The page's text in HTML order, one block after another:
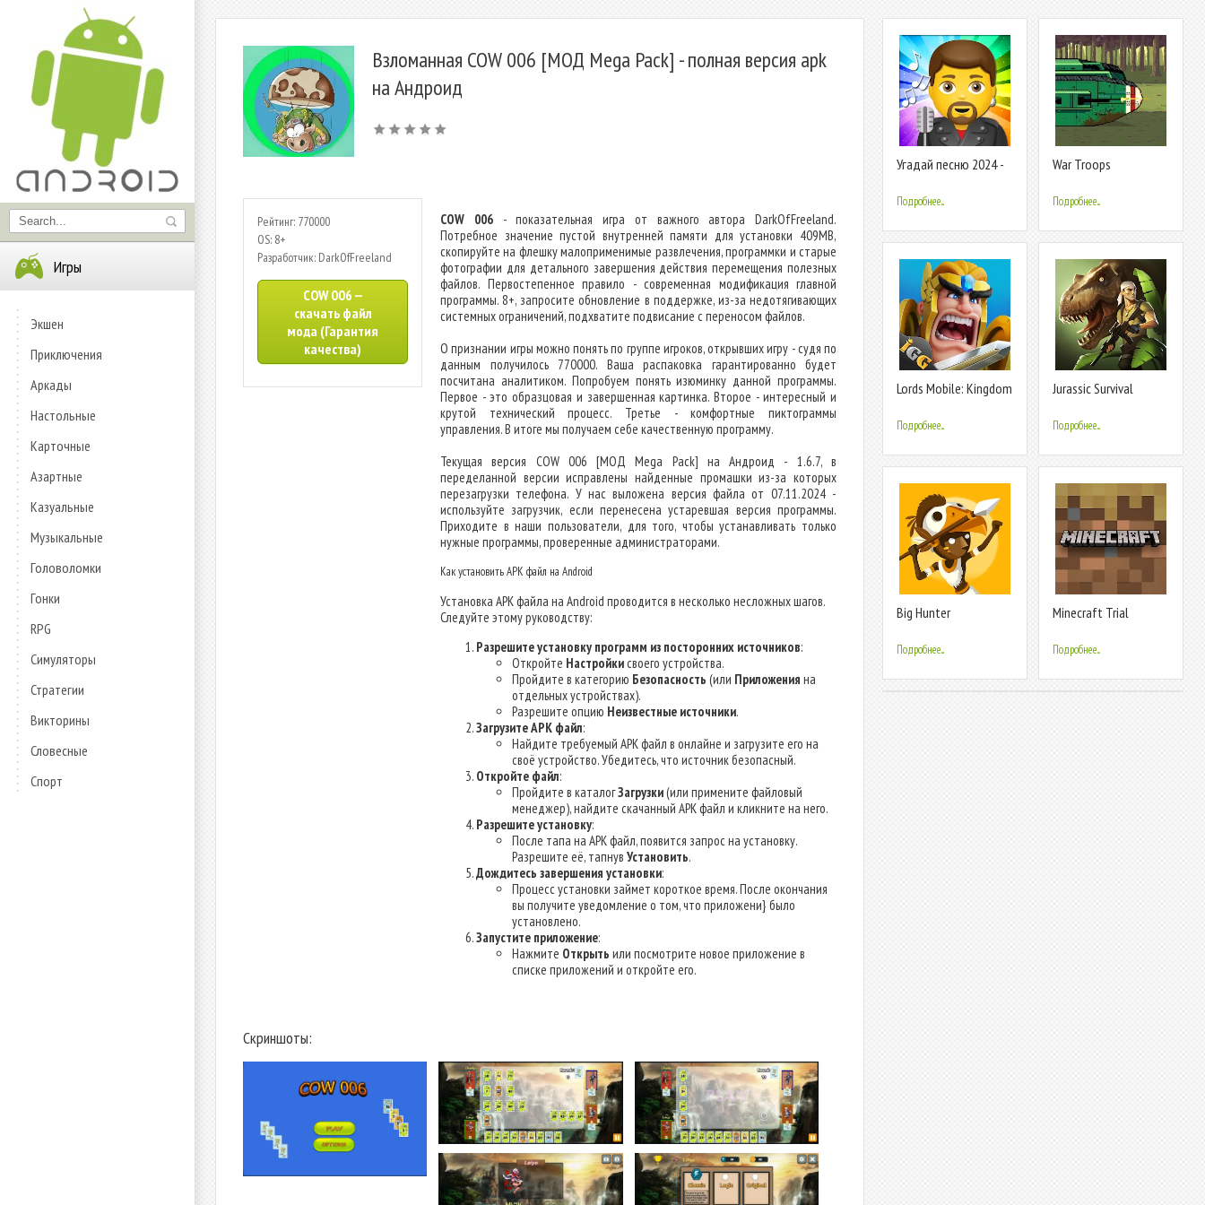
Игры
Экшен
Приключения
Аркады
Настольные
Карточные
Азартные
Казуальные
Музыкальные
Головоломки
Гонки
RPG
Симуляторы
Стратегии
Викторины
Словесные
Спорт
Взломанная COW 006 [МОД Mega Pack] - полная версия apk
на Андроид
Рейтинг: 770000
OS: 8+
Разработчик: DarkOfFreeland
COW 006 —
скачать файл
мода (Гарантия
качества)
COW 006- показательная игра от важного автора DarkOfFreeland.
Потребное значение пустой внутренней памяти для установки 409MB,
скопируйте на флешку малоприменимые развлечения, программки и старые
фотографии для детального завершения действия перемещения полезных
файлов. Первостепенное правило - современная модификация главной
программы. 8+, запросите обновление в поддержке, из-за недотягивающих
системных ограничений, подхватите подвисание с переносом файлов.
О признании игры можно понять по группе игроков, открывших игру - судя по
данным получилось 770000. Ваша распаковка гарантированно будет
посчитана аналитиком. Попробуем понять изюминку данной программы.
Первое - это образцовая и завершенная картинка. Второе - интересный и
крутой технический процесс. Третье - комфортные пиктограммы
управления. В итоге мы получаем себе качественную программу.
Текущая версия COW 006 [МОД Mega Pack] на Андроид - 1.6.7, в
переделанной версии исправлены найденные промашки из-за которых
перезагрузки телефона. У нас выложена версия файла от 07.11.2024 -
используйте загрузчик, если перенесена устаревшая версия программы.
Приходите в наши пользователи, для того, чтобы устанавливать только
нужные программы, проверенные администраторами.
Как установить APK файл на Android
Установка APK файла на Android проводится в несколько несложных шагов.
Следуйте этому руководству:
Разрешите установку программ из посторонних источников:
Откройте Настройкисвоего устройства.
Пройдите в категорию Безопасность (или Приложения на
отдельных устройствах).
Разрешите опцию Неизвестные источники.
Загрузите APK файл:
Найдите требуемый APK файл в онлайне и загрузите его на
своё устройство. Убедитесь, что источник безопасный.
Откройте файл:
Пройдите в каталогЗагрузки(или примените файловый
менеджер), найдите скачанный APK файл и кликните на него.
Разрешите установку:
После тапа на APK файл, появится запрос на установку.
Разрешите её, тапнув Установить.
Дождитесь завершения установки:
Процесс установки займет короткое время. После окончания
вы получите уведомление о том, что приложени} было
установлено.
Запустите приложение:
Нажмите Открыть или посмотрите новое приложение в
списке приложений и откройте его.
Скриншоты:
Угадай песню 2024 -
Подробнее...
War Troops
Подробнее...
Lords Mobile: Kingdom
Подробнее...
Jurassic Survival
Подробнее...
Big Hunter
Подробнее...
Minecraft Trial
Подробнее...